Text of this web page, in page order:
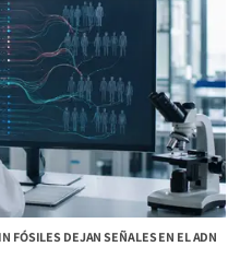
FÓSILES DEJAN SEÑALES EN EL ADN